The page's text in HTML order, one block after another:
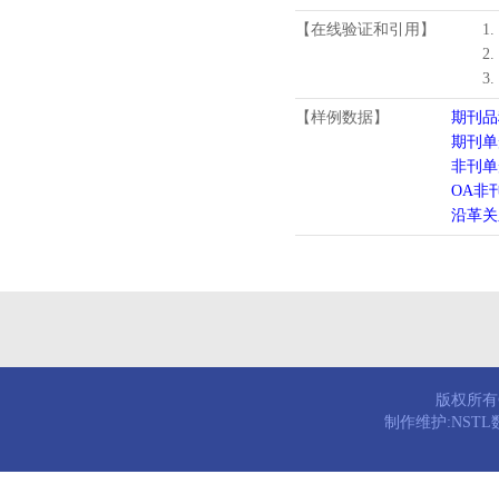
【在线验证和引用】
1.
2.
3.
【样例数据】
期刊
期刊
非刊
OA非
沿革
版权所
制作维护:NSTL